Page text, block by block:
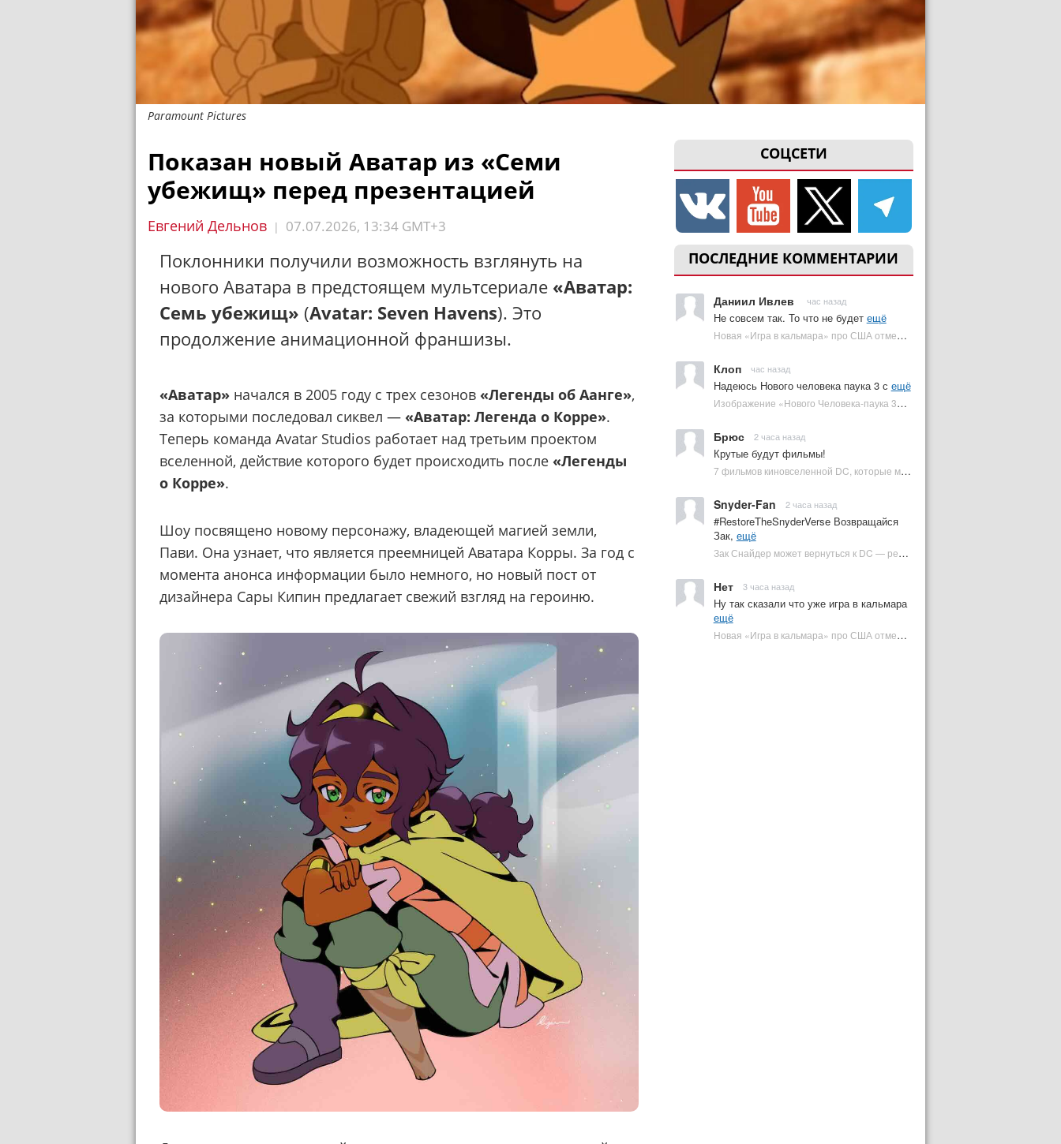
Paramount Pictures
СОЦСЕТИ
ПОСЛЕДНИЕ КОММЕНТАРИИ
Даниил Ивлев час назад
Не совсем так. То что не будет ещё
Новая «Игра в кальмара» про США отменена | Plugged In Ru
Клоп час назад
Надеюсь Нового человека паука 3 с ещё
Изображение «Нового Человека-паука 3» подтвердило Зловещую шестерку | Plugged In Ru
Брюс 2 часа назад
Крутые будут фильмы!
7 фильмов киновселенной DC, которые может снять Зак Снайдер | Plugged In Ru
Snyder-Fan 2 часа назад
#RestoreTheSnyderVerse Возвращайся
Зак, ещё
Зак Снайдер может вернуться к DC — режиссер общался с Warner Bros. (фото) | Plugged In Ru
Нет 3 часа назад
Ну так сказали что уже игра в кальмара
ещё
Новая «Игра в кальмара» про США отменена | Plugged In Ru
Показан новый Аватар из «Семи
убежищ» перед презентацией
Евгений Дельнов | 07.07.2026, 13:34 GMT+3
Поклонники получили возможность взглянуть на
нового Аватара в предстоящем мультсериале «Аватар:
Семь убежищ» (Avatar: Seven Havens). Это
продолжение анимационной франшизы.
«Аватар» начался в 2005 году с трех сезонов «Легенды об Аанге»,
за которыми последовал сиквел — «Аватар: Легенда о Корре».
Теперь команда Avatar Studios работает над третьим проектом
вселенной, действие которого будет происходить после «Легенды
о Корре».
Шоу посвящено новому персонажу, владеющей магией земли,
Пави. Она узнает, что является преемницей Аватара Корры. За год с
момента анонса информации было немного, но новый пост от
дизайнера Сары Кипин предлагает свежий взгляд на героиню.